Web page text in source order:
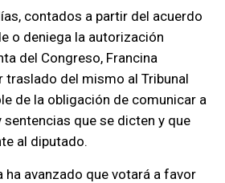
contados a partir del acuerdo
o deniega la autorización
del Congreso, Francina
traslado del mismo al Tribunal
de la obligación de comunicar a
que se dicten y que
al diputado.
ha avanzado que votará a favor